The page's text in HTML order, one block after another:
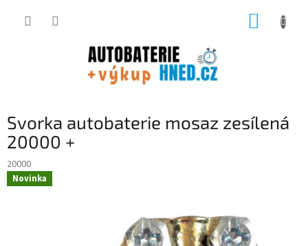
Svorka autobaterie mosaz zesílená
20000 +
20000
Novinka